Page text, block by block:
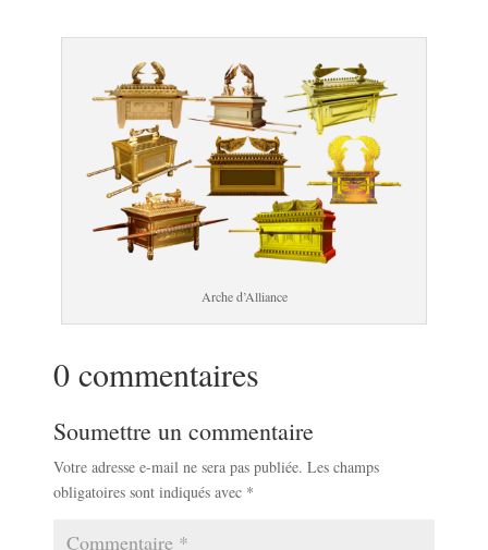
Arche d’Alliance
0 commentaires
Soumettre un commentaire
Votre adresse e-mail ne sera pas publiée. Les champs
obligatoires sont indiqués avec *